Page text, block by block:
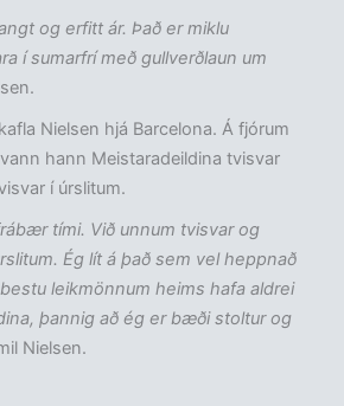
og erfitt ár. Það er miklu
í sumarfrí með gullverðlaun um
Nielsen hjá Barcelona. Á fjórum
hann Meistaradeildina tvisvar
í úrslitum.
tími. Við unnum tvisvar og
Ég lít á það sem vel heppnað
leikmönnum heims hafa aldrei
þannig að ég er bæði stoltur og
Nielsen.